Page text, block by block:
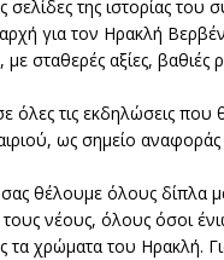
της ιστορίας του
για τον Ηρακλή
σταθερές αξίες, βαθιές
όλες τις εκδηλώσεις που
ως σημείο
θέλουμε όλους δίπλα
νέους, όλους όσοι
χρώματα του Ηρακλή.